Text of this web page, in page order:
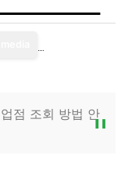
점 조회 방법 안